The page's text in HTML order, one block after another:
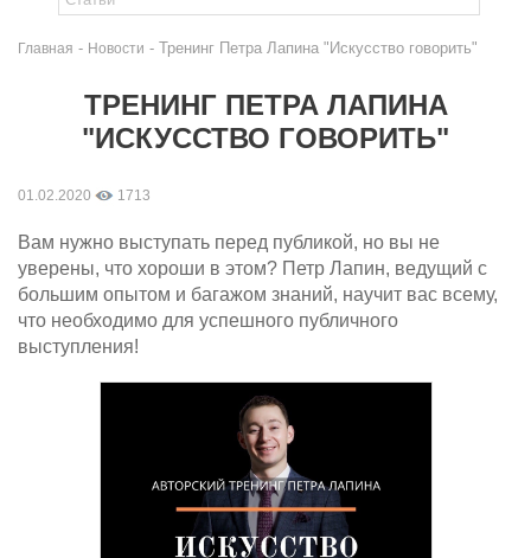
Главная - Новости - Тренинг Петра Лапина "Искусство говорить"
ТРЕНИНГ ПЕТРА ЛАПИНА
"ИСКУССТВО ГОВОРИТЬ"
01.02.2020 1713
Вам нужно выступать перед публикой, но вы не
уверены, что хороши в этом? Петр Лапин, ведущий с
большим опытом и багажом знаний, научит вас всему,
что необходимо для успешного публичного
выступления!